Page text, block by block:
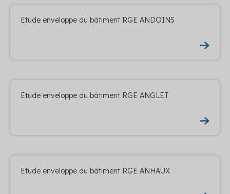
Etude enveloppe du bâtiment RGE ANDOINS
Etude enveloppe du bâtiment RGE ANGLET
Etude enveloppe du bâtiment RGE ANHAUX